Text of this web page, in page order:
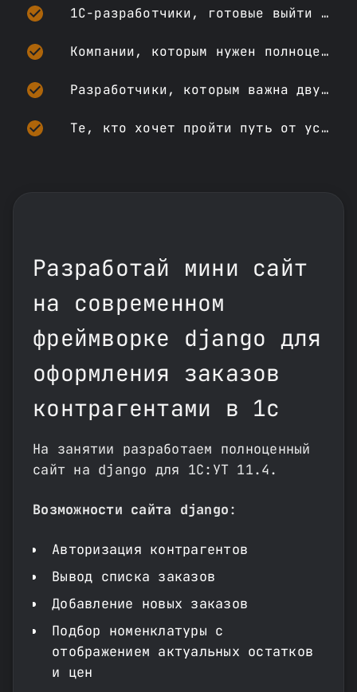
1С-разработчики, готовые выйти за пределы платформы в веб-разработку на Python
Компании, которым нужен полноценный production-портал для контрагентов, а не MVP
Разработчики, которым важна двусторонняя синхронизация 1С УТ 11 и внешнего сайта
Те, кто хочет пройти путь от установки Django с нуля до Docker-деплоя на VDS
Разработай мини сайт
на современном
фреймворке django для
оформления заказов
контрагентами в 1с
На занятии разработаем полноценный
сайт на django для 1С:УТ 11.4.
Возможности сайта django:
Авторизация контрагентов
Вывод списка заказов
Добавление новых заказов
Подбор номенклатуры с
отображением актуальных остатков
и цен